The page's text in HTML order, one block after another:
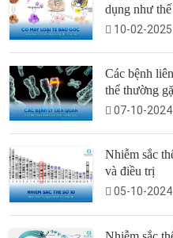
dụng như thế
10-02-2025
Các bệnh
thể thường
07-10-2024
Nhiễm sắc
và điều trị
05-10-2024